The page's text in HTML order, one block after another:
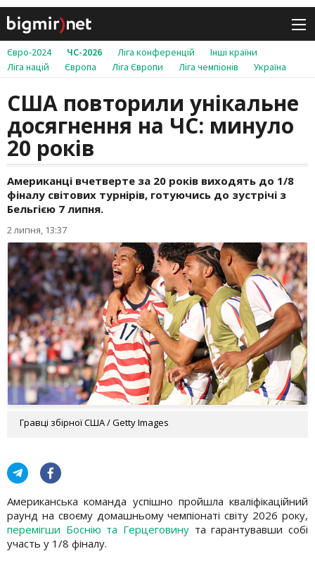
Євро-2024 ЧС-2026 Ліга конференцій
Інші країни
Ліга націй
Європа Ліга Європи Ліга чемпіонів Україна
США повторили унікальне
досягнення на ЧС: минуло
20 років
Американці вчетверте за 20 років виходять до 1/8
фіналу світових турнірів, готуючись до зустрічі з
Бельгією 7 липня.
2 липня, 13:37
Гравці збірної США / Getty Images
Американська команда успішно пройшла кваліфікаційний
раунд на своєму домашньому чемпіонаті світу 2026 року,
перемігши Боснію та Герцеговину та гарантувавши собі
участь у 1/8 фіналу.